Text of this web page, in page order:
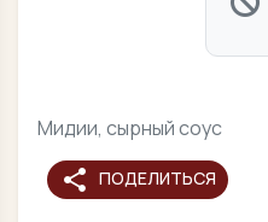
Мидии, сырный соус
share ПОДЕЛИТЬСЯ